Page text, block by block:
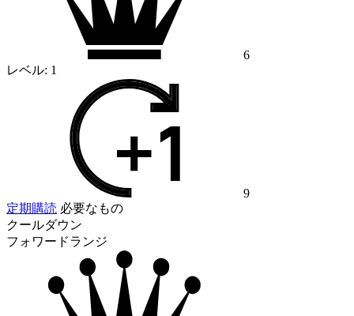
6
レベル: 1
9
定期購読 必要なもの
クールダウン
フォワードランジ